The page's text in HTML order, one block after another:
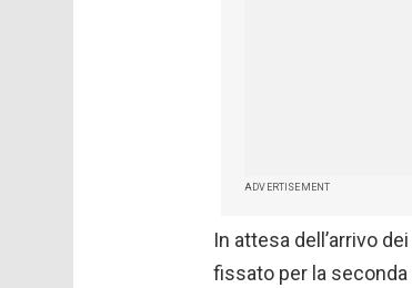
ADVERTISEMENT
In attesa dell’arrivo
fissato per la seconda